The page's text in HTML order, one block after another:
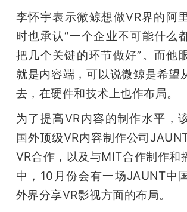
李怀宇表示微鲸想做VR界的阿
时也承认“一个企业不可能什么
把几个关键的环节做好”。而他
就是内容端，可以说微鲸是希望
去，在硬件和技术上也作布局。
为了提高VR内容的制作水平，
国外顶级VR内容制作公司
VR合作，以及与MIT合作制作和
中，10月份会有一场JAUNT中
外界分享VR影视方面的布局。